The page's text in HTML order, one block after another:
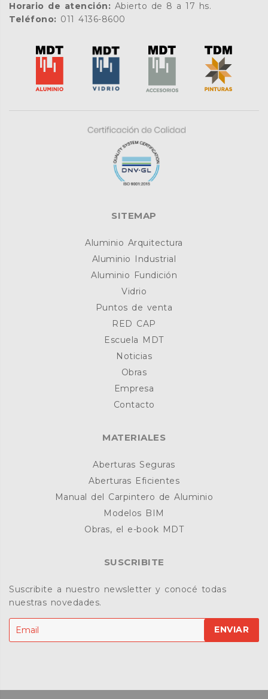
Horario de atención: Abierto de 8 a 17 hs.
Teléfono: 011 4136-8600
SITEMAP
Aluminio Arquitectura
Aluminio Industrial
Aluminio Fundición
Vidrio
Puntos de venta
RED CAP
Escuela MDT
Noticias
Obras
Empresa
Contacto
MATERIALES
Aberturas Seguras
Aberturas Eficientes
Manual del Carpintero de Aluminio
Modelos BIM
Obras, el e-book MDT
SUSCRIBITE
Suscribite a nuestro newsletter y conocé todas
nuestras novedades.
ENVIAR